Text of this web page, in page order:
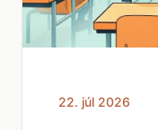
22. júl 2026